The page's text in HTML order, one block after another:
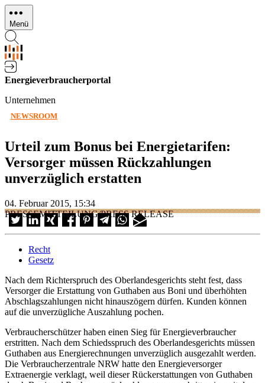
Direkt
zum
Inhalt
Menü
Energieverbraucherportal
Unternehmen
NEWSROOM
Urteil zum Bonus bei Energietarifen:
Versorger müssen Rückzahlungen
unverzüglich erstatten
04. Februar 2015, 15:34
PRESSEMITTEILUNG/PRESS RELEASE
Recht
Gesetz
Nach dem Richterspruch des Oberlandesgerichts steht fest, dass
Versorger die Erstattung von Guthaben aus Boni und überhöhten
Abschlagszahlungen nicht hinauszögern dürfen. Kunden können
auf die unverzügliche Auszahlung pochen.
Verbraucherschützer haben einen Sieg für Energieverbraucher
erstritten. Nach dem Schiedsspruch des Oberlandesgerichts müssen
Guthaben aus Energierechnungen unverzüglich ausgezahlt werden.
Die Verbraucherzentrale NRW hatte den Energieversorger
Extraenergie verklagt, weil dieser Rückerstattungen von Guthaben